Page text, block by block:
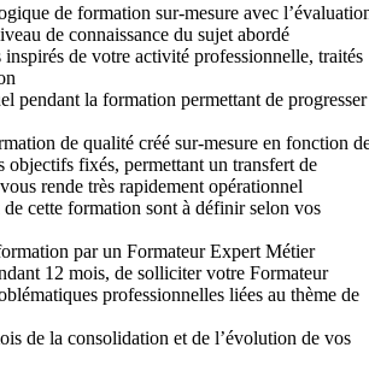
de formation sur-mesure avec
de connaissance du sujet abordé
inspirés de votre activité professionnelle, traités
pendant la formation permettant de progresser
de qualité créé sur-mesure en fonction
objectifs fixés, permettant un transfert de
rende très rapidement opérationnel
cette formation sont à définir selon vos
par un Formateur Expert Métier
12 mois, de solliciter votre Formateur
professionnelles liées au thème de
de la consolidation et de l’évolution de vos